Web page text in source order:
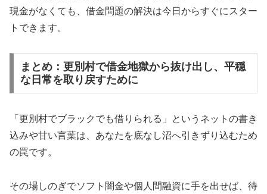
現金がなくても、借金問題の解決は今日からすぐにスター
トできます。
まとめ：更別村で借金地獄から抜け出し、平穏
な日常を取り戻すために
「更別村でブラックでも借りられる」というネットの書き
込みや甘い言葉は、あなたを底なし沼へ引きずり込むため
の罠です。
その場しのぎでソフト闇金や個人間融資に手を出せば、待